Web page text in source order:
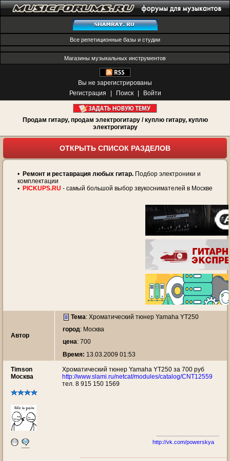
Все репетиционные базы и студии
Магазины музыкальных инструментов
Вы не зарегистрированы
Регистрация
Поиск Войти
Продам гитару, продам электрогитару / куплю гитару, куплю
электрогитару
ОТКРЫТЬ СПИСОК РАЗДЕЛОВ
• Ремонт и реставрация любых гитар. Подбор электроники и
комплектации
• PICKUPS.RU - самый большой выбор звукоснимателей в Москве
Автор
Тема: Хроматический тюнер Yamaha YT250
город: Москва
цена: 700
Время: 13.03.2009 01:53
Timson
Москва
Хроматический тюнер Yamaha YT250 за 700 руб
http://www.slami.ru/netcat/modules/catalog/CNT12559
тел. 8 915 150 1569
http://vk.com/powerskya